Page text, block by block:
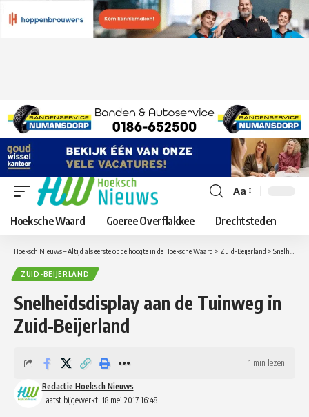
Lettergrootte
aanpassen
Aa
Hoeksche Waard Goeree Overflakkee Drechtsteden
Hoeksch Nieuws – Altijd als eerste op de hoogte in de Hoeksche Waard > Zuid-Beijerland > Snelheidsdisplay aan de Tuinweg in Zuid-Beijerland
ZUID-BEIJERLAND
Snelheidsdisplay aan de Tuinweg in
Zuid-Beijerland
Laatst bijgewerkt: 18 mei 2017 16:48
Redactie Hoeksch Nieuws
1 min lezen